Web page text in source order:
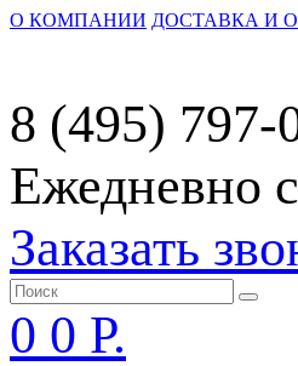
О КОМПАНИИ ДОСТАВКА И
8 (495) 797-
Ежедневно
Заказать
0 0 Р.